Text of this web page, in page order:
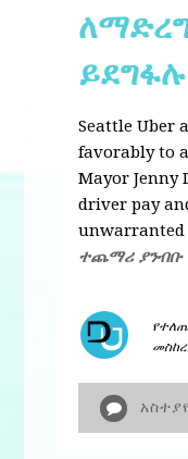
ይደግፋሉ
Seattle Uber
favorably to
Mayor Jenny
driver pay
unwarranted
ተጨማሪ ያንብቡ